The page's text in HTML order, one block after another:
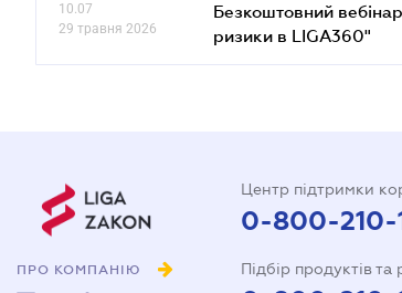
10.07
29 травня 2026
Безкоштовний
ризики в LIGA360"
ПРО КОМПАНІЮ
Центр підтримки
0-800-210-
Підбір продуктів та